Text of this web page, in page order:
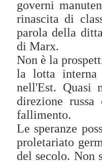
governi
rinascita di
parola della
di Marx.
Non è la
la lotta interna
nell'Est. Quasi
direzione
fallimento.
Le speranze
proletariato
del secolo. Non